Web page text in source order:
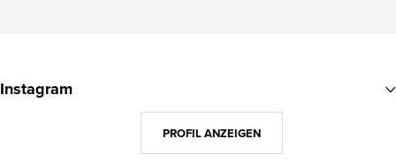
uInstagram
PROFIL ANZEIGEN